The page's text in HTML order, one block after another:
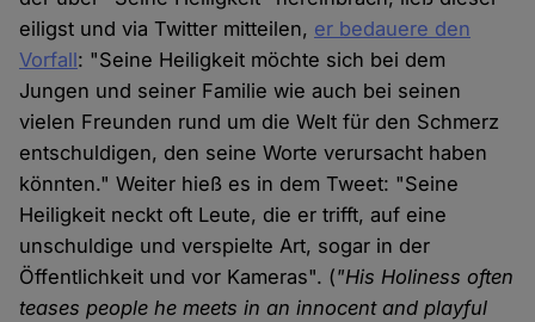
eiligst und via Twitter mitteilen, er bedauere den
Vorfall: "Seine Heiligkeit möchte sich bei dem
Jungen und seiner Familie wie auch bei seinen
vielen Freunden rund um die Welt für den Schmerz
entschuldigen, den seine Worte verursacht haben
könnten." Weiter hieß es in dem Tweet: "Seine
Heiligkeit neckt oft Leute, die er trifft, auf eine
unschuldige und verspielte Art, sogar in der
Öffentlichkeit und vor Kameras". ("His Holiness often
teases people he meets in an innocent and playful